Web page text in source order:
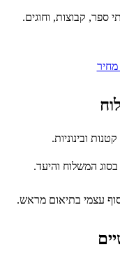
ספר, קבוצות, וחוגים.
עצמי בתיאום מראש.